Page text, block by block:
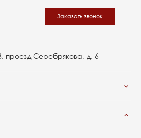
Заказать звонок
проезд Серебрякова, д. 6